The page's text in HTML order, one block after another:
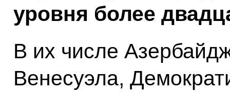
уровня более
В их числе
Венесуэла,